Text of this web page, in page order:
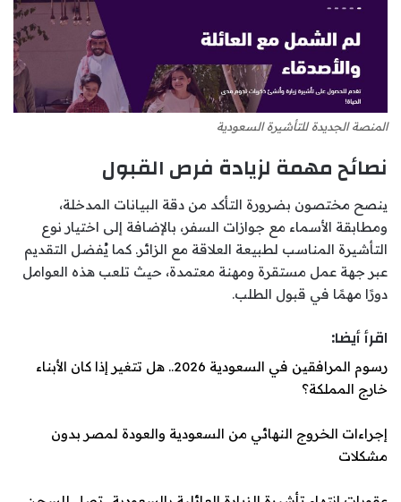
المنصة الجديدة للتأشيرة السعودية
نصائح مهمة لزيادة فرص القبول
ينصح مختصون بضرورة التأكد من دقة البيانات المدخلة،
ومطابقة الأسماء مع جوازات السفر، بالإضافة إلى اختيار نوع
التأشيرة المناسب لطبيعة العلاقة مع الزائر. كما يُفضل التقديم
عبر جهة عمل مستقرة ومهنة معتمدة، حيث تلعب هذه العوامل
دورًا مهمًا في قبول الطلب.
اقرأ أيضا:
رسوم المرافقين في السعودية 2026.. هل تتغير إذا كان الأبناء
خارج المملكة؟
إجراءات الخروج النهائي من السعودية والعودة لمصر بدون
مشكلات